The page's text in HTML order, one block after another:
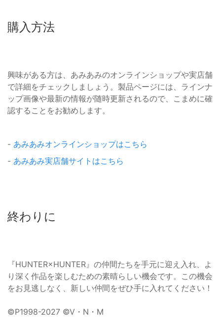
購入方法
興味がある方は、あみあみのオンラインショップや実店舗
で詳細をチェックしましょう。製品ページには、ラインナ
ップ画像や最新の情報が随時更新されるので、こまめに確
認することをお勧めします。
- あみあみオンラインショップはこちら
- あみあみ実店舗サイトはこちら
終わりに
『HUNTER×HUNTER』の仲間たちを手元に迎え入れ、よ
り深く作品を楽しむための素晴らしい機会です。この機会
をお見逃しなく、新しい仲間をぜひ手に入れてください！
©P1998-2027 ©V・N・M